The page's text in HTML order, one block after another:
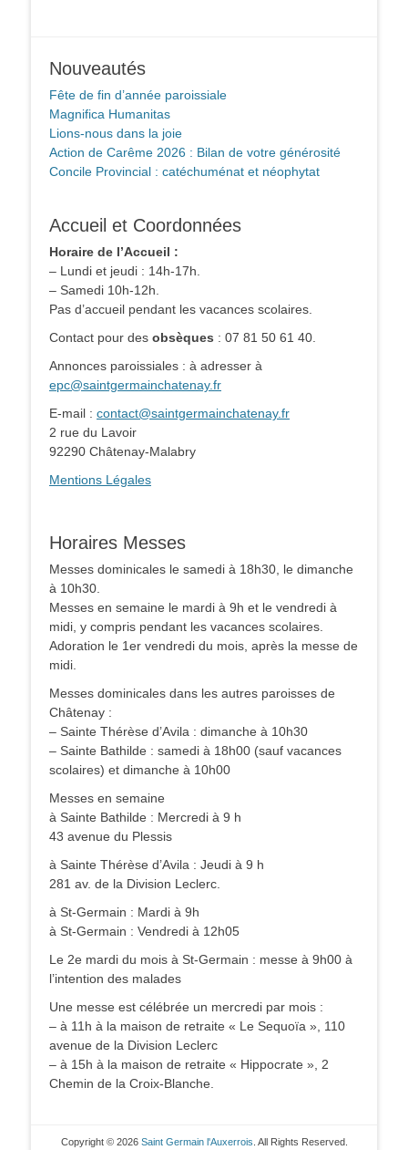
Nouveautés
Fête de fin d’année paroissiale
Magnifica Humanitas
Lions-nous dans la joie
Action de Carême 2026 : Bilan de votre générosité
Concile Provincial : catéchuménat et néophytat
Accueil et Coordonnées
Horaire de l’Accueil :
– Lundi et jeudi : 14h-17h.
– Samedi 10h-12h.
Pas d’accueil pendant les vacances scolaires.
Contact pour des obsèques : 07 81 50 61 40.
Annonces paroissiales : à adresser à
epc@saintgermainchatenay.fr
E-mail : contact@saintgermainchatenay.fr
2 rue du Lavoir
92290 Châtenay-Malabry
Mentions Légales
Horaires Messes
Messes dominicales le samedi à 18h30, le dimanche
à 10h30.
Messes en semaine le mardi à 9h et le vendredi à
midi, y compris pendant les vacances scolaires.
Adoration le 1er vendredi du mois, après la messe de
midi.
Messes dominicales dans les autres paroisses de
Châtenay :
– Sainte Thérèse d’Avila : dimanche à 10h30
– Sainte Bathilde : samedi à 18h00 (sauf vacances
scolaires) et dimanche à 10h00
Messes en semaine
à Sainte Bathilde : Mercredi à 9 h
43 avenue du Plessis
à Sainte Thérèse d’Avila : Jeudi à 9 h
281 av. de la Division Leclerc.
à St-Germain : Mardi à 9h
à St-Germain : Vendredi à 12h05
Le 2e mardi du mois à St-Germain : messe à 9h00 à
l’intention des malades
Une messe est célébrée un mercredi par mois :
– à 11h à la maison de retraite « Le Sequoïa », 110
avenue de la Division Leclerc
– à 15h à la maison de retraite « Hippocrate », 2
Chemin de la Croix-Blanche.
Copyright © 2026 Saint Germain l'Auxerrois . All Rights Reserved.